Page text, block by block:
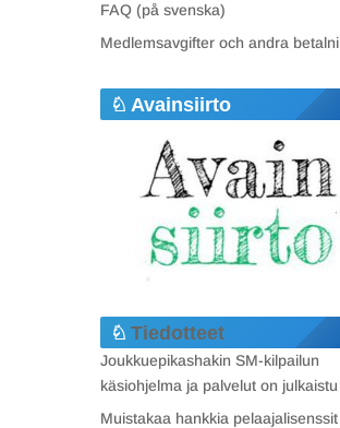
FAQ (på svenska)
Medlemsavgifter och andra
Avainsiirto
Tiedotteet
Joukkuepikashakin SM-kilpailun
käsiohjelma ja palvelut on julkaistu
Muistakaa hankkia pelaajalisenssit